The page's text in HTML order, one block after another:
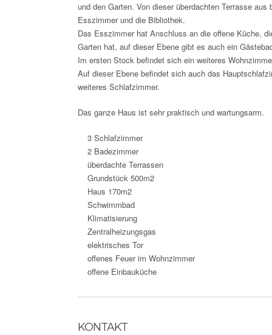
und den Garten. Von dieser überdachten Terrasse
Esszimmer und die Bibliothek.
Das Esszimmer hat Anschluss an die offene Küche,
Garten hat, auf dieser Ebene gibt es auch ein
Im ersten Stock befindet sich ein weiteres
Auf dieser Ebene befindet sich auch das
weiteres Schlafzimmer.
Das ganze Haus ist sehr praktisch und wartungsarm.
3 Schlafzimmer
2 Badezimmer
überdachte Terrassen
Grundstück 500m2
Haus 170m2
Schwimmbad
Klimatisierung
Zentralheizungsgas
elektrisches Tor
offenes Feuer im Wohnzimmer
offene Einbauküche
KONTAKT